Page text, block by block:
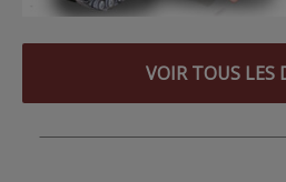
VOIR TOUS LES